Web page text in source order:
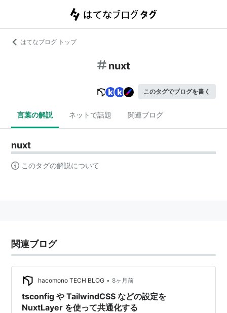
はてなブログ トップ
nuxt
このタグでブログを書く
言葉の解説 ネットで話題 関連ブログ
nuxt
このタグの解説について
関連ブログ
hacomono TECH BLOG • 8ヶ月前
tsconfig や TailwindCSS などの設定を
NuxtLayer を使って共通化する